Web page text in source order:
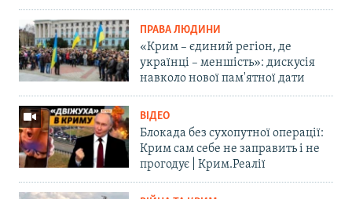
ПРАВА ЛЮДИНИ
«Крим – єдиний регіон, де
українці – меншість»: дискусія
навколо нової пам'ятної дати
ВІДЕО
Блокада без сухопутної операції:
Крим сам себе не заправить і не
прогодує | Крим.Реалії